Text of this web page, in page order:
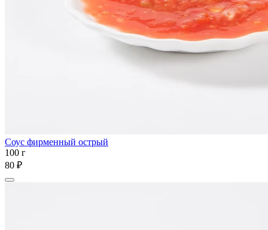
Соус фирменный острый
100 г
80 ₽